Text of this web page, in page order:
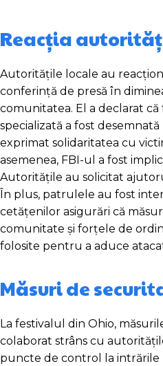
Reacția
Autoritățile locale au
conferință de presă în
comunitatea. El a declarat
specializată a fost
exprimat solidaritatea cu
asemenea, FBI-ul a fost
Autoritățile au solicitat
În plus, patrulele au fost
cetățenilor asigurări că
comunitate și forțele de
folosite pentru a aduce
Măsuri de
La festivalul din Ohio,
colaborat strâns cu
puncte de control la intrările